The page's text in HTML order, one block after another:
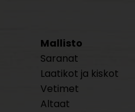
Mallisto
Saranat
Laatikot ja kiskot
Vetimet
Altaat